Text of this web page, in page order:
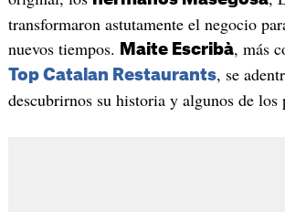
transformaron astutamente el negocio
nuevos tiempos.
Maite Escribà, más
Top Catalan Restaurants, se
descubrirnos su historia y algunos de los